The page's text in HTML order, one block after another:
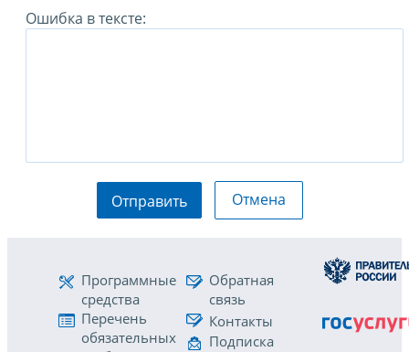
Ошибка в тексте:
Отправить Отмена
Программные
средства
Перечень
обязательных
Обратная
связь
Контакты
Подписка